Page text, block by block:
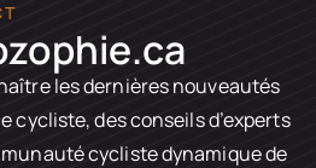
les dernières nouveautés
cycliste, des conseils d’experts
cycliste dynamique de